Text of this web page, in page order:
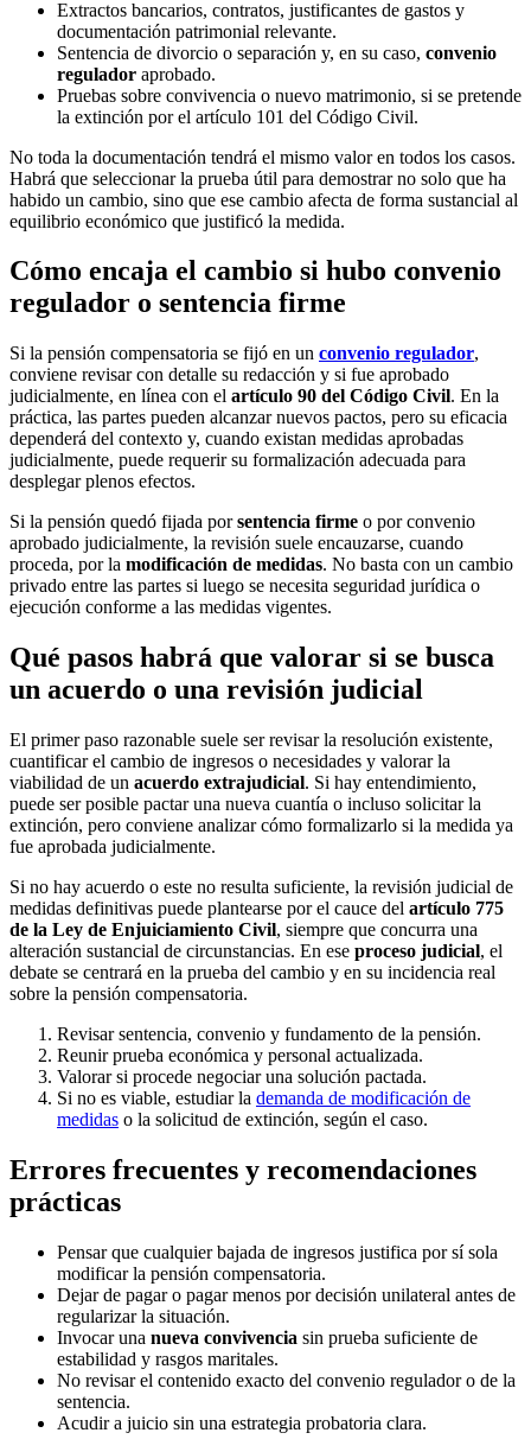
Extractos bancarios, contratos, justificantes de gastos y
documentación patrimonial relevante.
Sentencia de divorcio o separación y, en su caso, convenio
regulador aprobado.
Pruebas sobre convivencia o nuevo matrimonio, si se pretende
la extinción por el artículo 101 del Código Civil.
No toda la documentación tendrá el mismo valor en todos los casos.
Habrá que seleccionar la prueba útil para demostrar no solo que ha
habido un cambio, sino que ese cambio afecta de forma sustancial al
equilibrio económico que justificó la medida.
Cómo encaja el cambio si hubo convenio
regulador o sentencia firme
Si la pensión compensatoria se fijó en un convenio regulador,
conviene revisar con detalle su redacción y si fue aprobado
judicialmente, en línea con el artículo 90 del Código Civil. En la
práctica, las partes pueden alcanzar nuevos pactos, pero su eficacia
dependerá del contexto y, cuando existan medidas aprobadas
judicialmente, puede requerir su formalización adecuada para
desplegar plenos efectos.
Si la pensión quedó fijada porsentencia firme o por convenio
aprobado judicialmente, la revisión suele encauzarse, cuando
proceda, por la modificación de medidas. No basta con un cambio
privado entre las partes si luego se necesita seguridad jurídica o
ejecución conforme a las medidas vigentes.
Qué pasos habrá que valorar si se busca
un acuerdo o una revisión judicial
El primer paso razonable suele ser revisar la resolución existente,
cuantificar el cambio de ingresos o necesidades y valorar la
viabilidad de un acuerdo extrajudicial. Si hay entendimiento,
puede ser posible pactar una nueva cuantía o incluso solicitar la
extinción, pero conviene analizar cómo formalizarlo si la medida ya
fue aprobada judicialmente.
Si no hay acuerdo o este no resulta suficiente, la revisión judicial de
medidas definitivas puede plantearse por el cauce del artículo 775
de la Ley de Enjuiciamiento Civil, siempre que concurra una
alteración sustancial de circunstancias. En ese proceso judicial, el
debate se centrará en la prueba del cambio y en su incidencia real
sobre la pensión compensatoria.
Revisar sentencia, convenio y fundamento de la pensión.
Reunir prueba económica y personal actualizada.
Valorar si procede negociar una solución pactada.
Si no es viable, estudiar la demanda de modificación de
medidas o la solicitud de extinción, según el caso.
Errores frecuentes y recomendaciones
prácticas
Pensar que cualquier bajada de ingresos justifica por sí sola
modificar la pensión compensatoria.
Dejar de pagar o pagar menos por decisión unilateral antes de
regularizar la situación.
Invocar una nueva convivencia sin prueba suficiente de
estabilidad y rasgos maritales.
No revisar el contenido exacto del convenio regulador o de la
sentencia.
Acudir a juicio sin una estrategia probatoria clara.